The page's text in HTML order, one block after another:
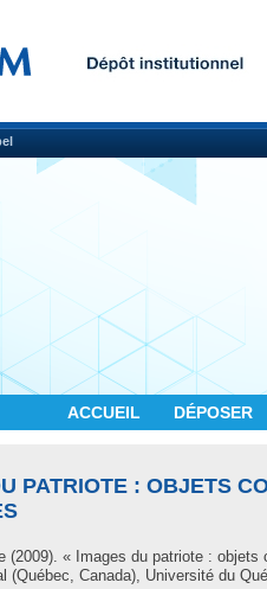
ACCUEIL DÉPOSER
PATRIOTE : OBJETS
(2009). « Images du patriote :
(Québec, Canada), Université du